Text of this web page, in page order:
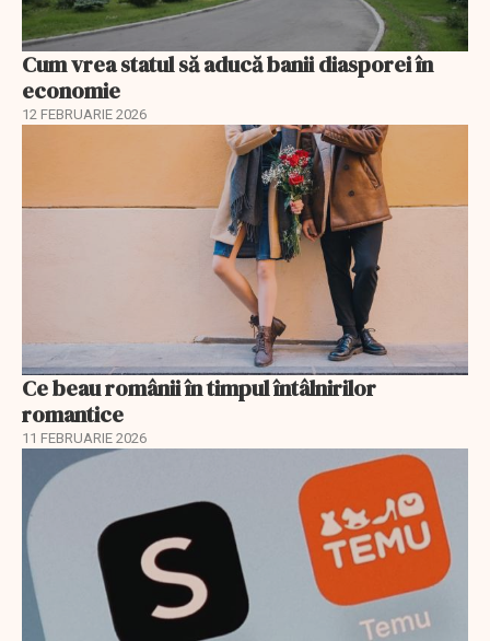
Cum vrea statul să aducă banii diasporei în
economie
12 FEBRUARIE 2026
Ce beau românii în timpul întâlnirilor
romantice
11 FEBRUARIE 2026